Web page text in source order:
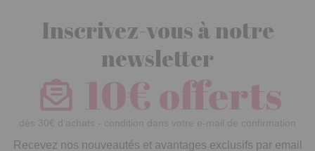
Inscrivez-vous à notre
newsletter
10€ offerts
dès 30€ d’achats - condition dans votre e-mail de confirmation